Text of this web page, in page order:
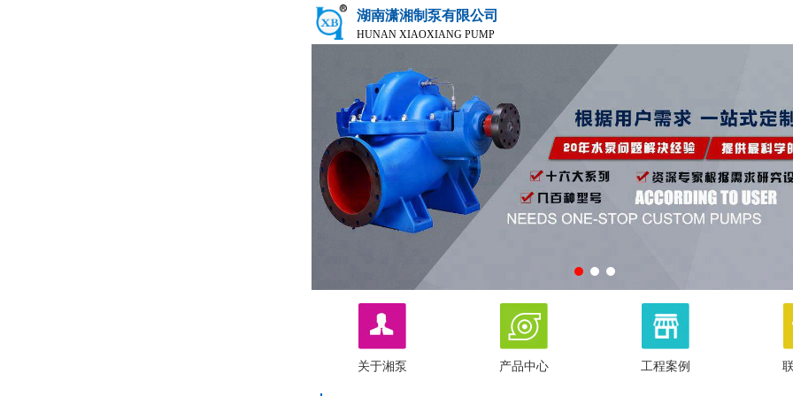
湖南潇湘制泵有限公司
HUNAN XIAOXIANG PUMP
关于湘泵 产品中心 工程案例